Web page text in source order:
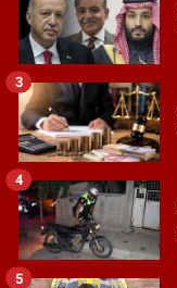
3
4
5